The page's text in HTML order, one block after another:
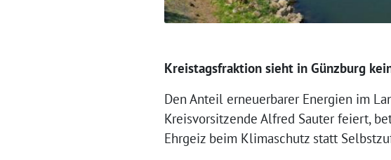
Kreistagsfraktion sieht in Günzburg
Den Anteil erneuerbarer Energien im
Kreisvorsitzende Alfred Sauter feiert,
Ehrgeiz beim Klimaschutz statt